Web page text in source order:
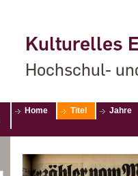
Kulturelles
Hochschul-
Home Titel Jahre